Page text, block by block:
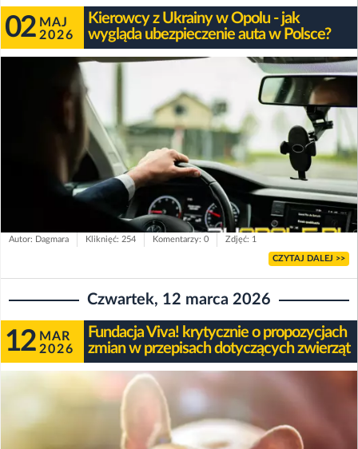
02 MAJ
2026
Kierowcy z Ukrainy w Opolu - jak
wygląda ubezpieczenie auta w Polsce?
Autor: Dagmara Kliknięć: 254 Komentarzy: 0 Zdjęć: 1
CZYTAJ DALEJ >>
Czwartek, 12 marca 2026
12 MAR
2026
Fundacja Viva! krytycznie o propozycjach
zmian w przepisach dotyczących zwierząt